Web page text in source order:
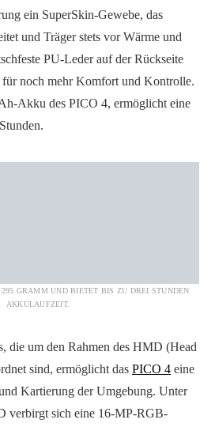
ein SuperSkin-Gewebe, das
und Träger stets vor Wärme und
PU-Leder auf der Rückseite
für noch mehr Komfort und Kontrolle.
Akku des PICO 4, ermöglicht eine
GRAMM UND BIETET BIS ZU DREI STUNDEN
AKKULAUFZEIT.
die um den Rahmen des HMD (Head
sind, ermöglicht das PICO 4 eine
Kartierung der Umgebung. Unter
verbirgt sich eine 16-MP-RGB-